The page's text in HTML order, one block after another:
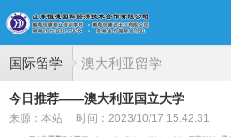
国际留学 澳大利亚留学
今日推荐——澳大利亚国立大学
来源：本站 时间：2023/10/17 15:42:31